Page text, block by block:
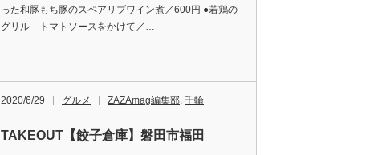
った和豚もち豚のスペアリブワイン煮／600円 ●若鶏の
グリル トマトソースをかけて／…
2020/6/29 グルメ ZAZAmag編集部, 千輪
TAKEOUT【餃子倉庫】磐田市福田